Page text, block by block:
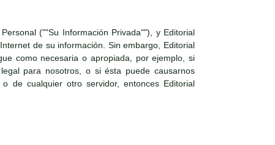
(""Su Información Privada""), y Editorial
de su información. Sin embargo, Editorial
como necesaria o apropiada, por ejemplo, si
para nosotros, o si ésta puede causarnos
de cualquier otro servidor, entonces Editorial